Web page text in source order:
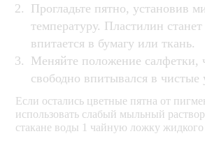
Прогладьте пятно, установив
температуру. Пластилин
впитается в бумагу или ткань.
Меняйте положение салфетки,
свободно впитывался в чистые
Если остались цветные пятна от
использовать слабый мыльный
стакане воды 1 чайную ложку